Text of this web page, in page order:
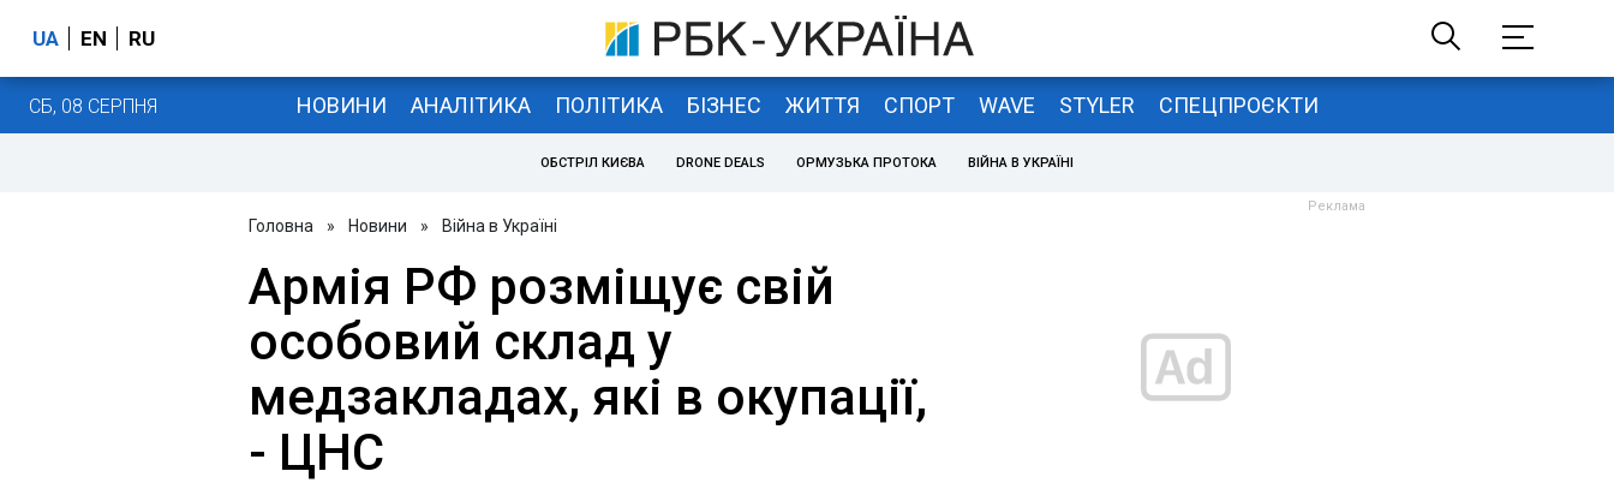
UA EN RU
СБ, 08 СЕРПНЯ НОВИНИ АНАЛІТИКА ПОЛІТИКА БІЗНЕС ЖИТТЯ СПОРТ WAVE STYLER СПЕЦПРОЄКТИ
ОБСТРІЛ КИЄВА DRONE DEALS ОРМУЗЬКА ПРОТОКА ВІЙНА В УКРАЇНІ
Головна » Новини » Війна в Україні
Армія РФ розміщує свій
особовий склад у
медзакладах, які в окупації,
- ЦНС